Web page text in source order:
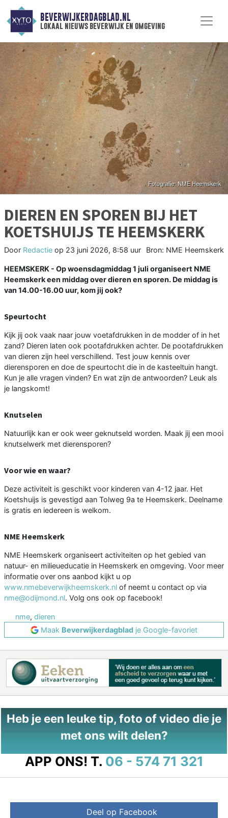
BEVERWIJKERDAGBLAD.NL
lokaal nieuws beverwijk en omgeving
DIEREN EN SPOREN BIJ HET
KOETSHUIJS TE HEEMSKERK
Door Redactie op 23 juni 2026, 8:58 uur Bron: NME Heemskerk
HEEMSKERK - Op woensdagmiddag 1 juli organiseert NME
Heemskerk een middag over dieren en sporen. De middag is
van 14.00-16.00 uur, kom jij ook?
Speurtocht
Kijk jij ook vaak naar jouw voetafdrukken in de modder of in het
zand? Dieren laten ook pootafdrukken achter. De pootafdrukken
van dieren zijn heel verschillend. Test jouw kennis over
dierensporen en doe de speurtocht die in de kasteeltuin hangt.
Kun je alle vragen vinden? En wat zijn de antwoorden? Leuk als
je langskomt!
Knutselen
Natuurlijk kan er ook weer geknutseld worden. Maak jij een mooi
knutselwerk met dierensporen?
Voor wie en waar?
Deze activiteit is geschikt voor kinderen van 4-12 jaar. Het
Koetshuijs is gevestigd aan Tolweg 9a te Heemskerk. Deelname
is gratis en iedereen is welkom.
NME Heemskerk
NME Heemskerk organiseert activiteiten op het gebied van
natuur- en milieueducatie in Heemskerk en omgeving. Voor meer
informatie over ons aanbod kijkt u op
www.nmebeverwijkheemskerk.nl of neemt u contact op via
nme@odijmond.nl. Volg ons ook op facebook!
nme, dieren
Maak Beverwijkerdagblad je Google-favoriet
Heb je een leuke tip, foto of video die je
met ons wilt delen?
APP ONS! T. 06 - 574 71 321
Deel op Facebook